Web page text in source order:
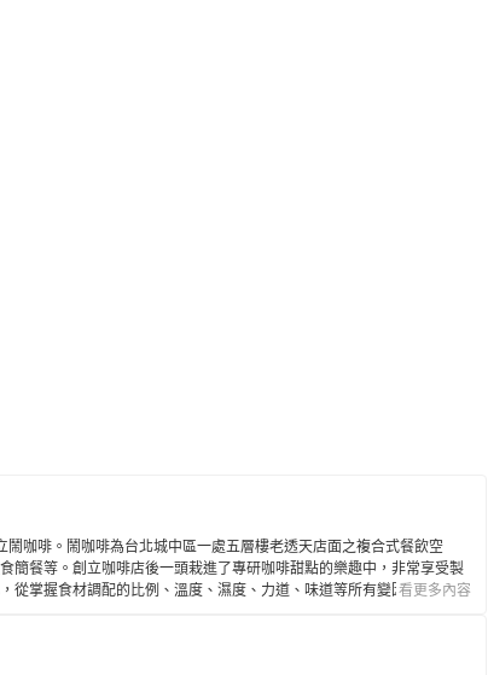
咖啡。鬧咖啡為台北城中區一處五層樓老透天店面之複合式餐飲空
簡餐等。創立咖啡店後一頭栽進了專研咖啡甜點的樂趣中，非常享受製
從掌握食材調配的比例、溫度、濕度、力道、味道等所有變因中，不斷
看更多內容